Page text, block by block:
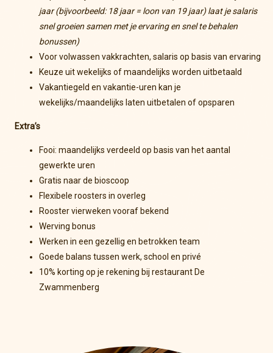
jaar (bijvoorbeeld: 18 jaar = loon van 19 jaar) laat je salaris
snel groeien samen met je ervaring en snel te behalen
bonussen)
Voor volwassen vakkrachten, salaris op basis van ervaring
Keuze uit wekelijks of maandelijks worden uitbetaald
Vakantiegeld en vakantie-uren kan je
wekelijks/maandelijks laten uitbetalen of opsparen
Extra’s
Fooi: maandelijks verdeeld op basis van het aantal
gewerkte uren
Gratis naar de bioscoop
Flexibele roosters in overleg
Rooster vierweken vooraf bekend
Werving bonus
Werken in een gezellig en betrokken team
Goede balans tussen werk, school en privé
10% korting op je rekening bij restaurant De
Zwammenberg